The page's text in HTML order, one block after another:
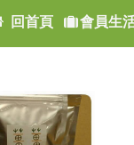
回首頁 會員生